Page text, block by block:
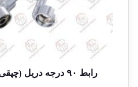
رابط ۹۰ درجه دریل (چپقی)